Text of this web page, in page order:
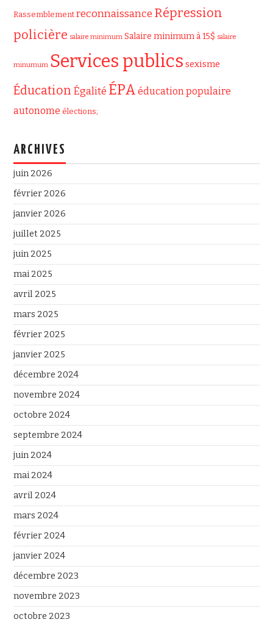
Rassemblement reconnaissance Répression
policière salaire minimum Salaire minimum à 15$ salaire
minumum Services publics sexisme
Éducation Égalité ÉPA éducation populaire
autonome élections;
ARCHIVES
juin 2026
février 2026
janvier 2026
juillet 2025
juin 2025
mai 2025
avril 2025
mars 2025
février 2025
janvier 2025
décembre 2024
novembre 2024
octobre 2024
septembre 2024
juin 2024
mai 2024
avril 2024
mars 2024
février 2024
janvier 2024
décembre 2023
novembre 2023
octobre 2023